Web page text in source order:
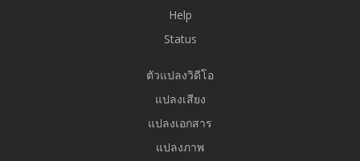
Help
Status
ตัวแปลงวิดีโอ
แปลงเสียง
แปลงเอกสาร
แปลงภาพ